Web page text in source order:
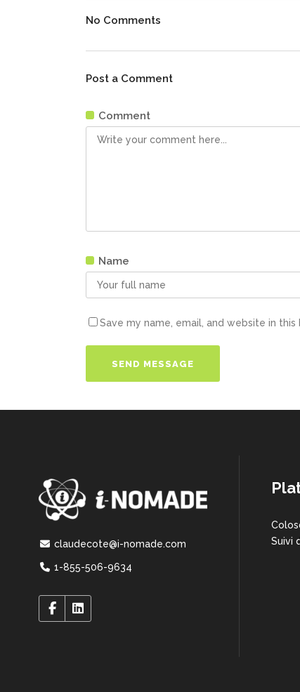
No Comments
Post a Comment
Comment
Name
Save my name, email, and website in
claudecote@i-nomade.com
1-855-506-9634
Suivi